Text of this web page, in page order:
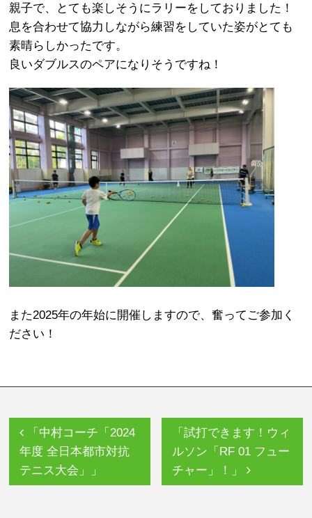
親子で、とても楽しそうにラリーをしておりました！
息を合わせて協力しながら練習をしていた姿がとても
素晴らしかったです。
良いダブルスのペアになりそうですね！
また2025年の年始に開催しますので、奮ってご参加く
ださい！
「試打できます！ウィ
ルソン「RF 01 フュー
チャー」！」
「中村コーチ「2024
年度 全日本都市対抗
テニス大会」」